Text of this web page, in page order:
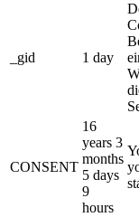
_gid 1 day
CONSENT
16
years 3
months
5 days
9
hours